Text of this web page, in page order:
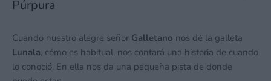
Púrpura
Cuando nuestro alegre señor Galletano nos dé la galleta
Lunala, cómo es habitual, nos contará una historia de cuando
lo conoció. En ella nos da una pequeña pista de donde